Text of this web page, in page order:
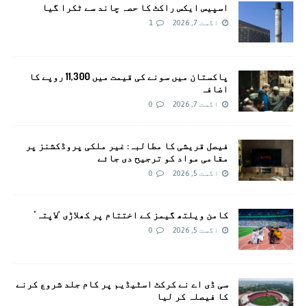
اسپیس ایکس راکٹ کا حصہ چاند سے ٹکرا گیا
اگست 7, 2026 1
پاکستان میں سونے کی قیمت میں 11,300 روپے کا
اضافہ
اگست 7, 2026 0
فیصل قریشی کا مطالبہ: غیر ملکی پروڈکشنز پر
مقامی مواد کو ترجیح دی جائے
اگست 5, 2026 0
کامن ویلتھ گیمز کے اختتام پر کھلاڑی ‘لاپتہ’
اگست 5, 2026 0
سی ڈی اے نے کرکٹ اسٹیڈیم پر کام جلد شروع کرنے
کا فیصلہ کر لیا